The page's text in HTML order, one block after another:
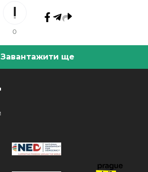
0
Завантажити ще